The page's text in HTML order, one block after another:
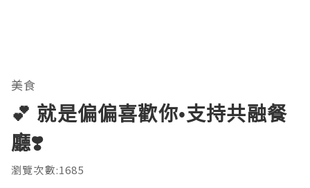
美食
💕 就是偏偏喜歡你•支持共融餐
廳❣️
瀏覽次數:1685